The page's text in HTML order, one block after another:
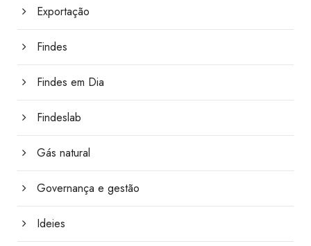
Exportação
Findes
Findes em Dia
Findeslab
Gás natural
Governança e gestão
Ideies